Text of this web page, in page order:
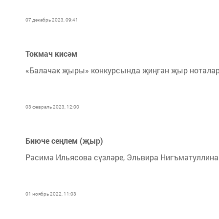
07 декабрь 2023, 09:41
Токмач кисәм
«Балачак җыры» конкурсында җиңгән җыр
03 февраль 2023, 12:00
Биюче сеңлем (җыр)
Рәсимә Ильясова сүзләре, Эльвира Нигъмәтуллина
01 ноябрь 2022, 11:03